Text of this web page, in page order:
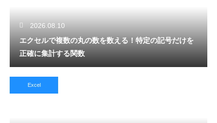
2026.08.10
エクセルで複数の丸の数を数える！特定の記号だけを
正確に集計する関数
Excel